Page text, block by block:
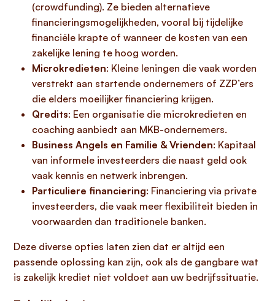
(crowdfunding). Ze bieden alternatieve
financieringsmogelijkheden, vooral bij tijdelijke
financiële krapte of wanneer de kosten van een
zakelijke lening te hoog worden.
Microkredieten: Kleine leningen die vaak worden
verstrekt aan startende ondernemers of ZZP’ers
die elders moeilijker financiering krijgen.
Qredits: Een organisatie die microkredieten en
coaching aanbiedt aan MKB-ondernemers.
Business Angels en Familie & Vrienden: Kapitaal
van informele investeerders die naast geld ook
vaak kennis en netwerk inbrengen.
Particuliere financiering: Financiering via private
investeerders, die vaak meer flexibiliteit bieden in
voorwaarden dan traditionele banken.
Deze diverse opties laten zien dat er altijd een
passende oplossing kan zijn, ook als de gangbare wat
is zakelijk krediet niet voldoet aan uw bedrijfssituatie.